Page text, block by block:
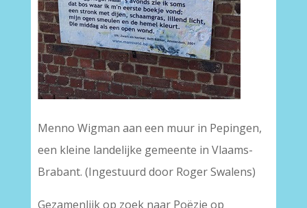
Menno Wigman aan een muur in Pepingen,
een kleine landelijke gemeente in Vlaams-
Brabant. (Ingestuurd door Roger Swalens)
Gezamenlijk op zoek naar Poëzie op